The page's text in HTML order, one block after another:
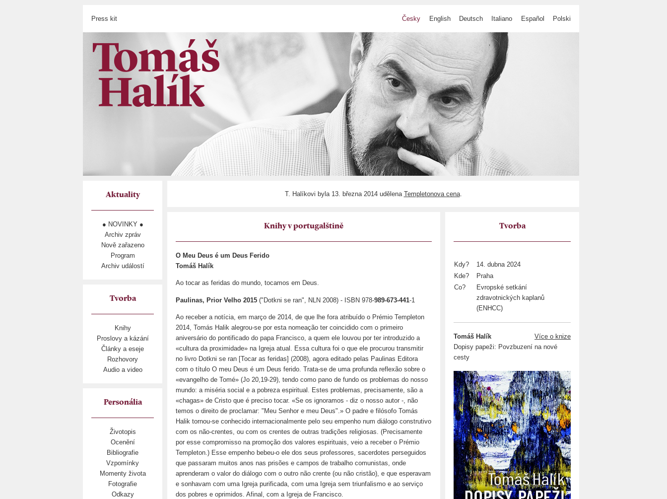
Press kit Česky English Deutsch Italiano Español Polski
Aktuality
● NOVINKY ●
Archiv zpráv
Nově zařazeno
Program
Archiv událostí
Tvorba
Knihy
Proslovy a kázání
Články a eseje
Rozhovory
Audio a video
Personália
Životopis
Ocenění
Bibliografie
Vzpomínky
Momenty života
Fotografie
Odkazy
T. Halíkovi byla 13. března 2014 udělena Templetonova cena.
Knihy v portugalštině
O Meu Deus é um Deus Ferido
Tomáš Halík
Ao tocar as feridas do mundo, tocamos em Deus.
Paulinas, Prior Velho 2015 ("Dotkni se ran", NLN 2008) - ISBN 978-989-673-441-1
Ao receber a notícia, em março de 2014, de que lhe fora atribuído o Prémio Templeton
2014, Tomás Halik alegrou-se por esta nomeação ter coincidido com o primeiro
aniversário do pontificado do papa Francisco, a quem ele louvou por ter introduzido a
«cultura da proximidade» na Igreja atual. Essa cultura foi o que ele procurou transmitir
no livro Dotkni se ran [Tocar as feridas] (2008), agora editado pelas Paulinas Editora
com o título O meu Deus é um Deus ferido. Trata-se de uma profunda reflexão sobre o
«evangelho de Tomé» (Jo 20,19-29), tendo como pano de fundo os problemas do nosso
mundo: a miséria social e a pobreza espiritual. Estes problemas, precisamente, são a
«chagas» de Cristo que é preciso tocar. «Se os ignoramos - diz o nosso autor -, não
temos o direito de proclamar: "Meu Senhor e meu Deus".» O padre e filósofo Tomás
Halik tornou-se conhecido internacionalmente pelo seu empenho num diálogo construtivo
com os não-crentes, ou com os crentes de outras tradições religiosas. (Precisamente
por esse compromisso na promoção dos valores espirituais, veio a receber o Prémio
Templeton.) Esse empenho bebeu-o ele dos seus professores, sacerdotes perseguidos
que passaram muitos anos nas prisões e campos de trabalho comunistas, onde
aprenderam o valor do diálogo com o outro não crente (ou não cristão), e que esperavam
e sonhavam com uma Igreja purificada, com uma Igreja sem triunfalismo e ao serviço
dos pobres e oprimidos. Afinal, com a Igreja de Francisco.
Tvorba
Kdy?
14. dubna 2024
Kde?
Praha
Co?
Evropské setkání
zdravotnických kaplanů
(ENHCC)
Tomáš Halík
Více o knize
Dopisy papeži: Povzbuzení na nové
cesty